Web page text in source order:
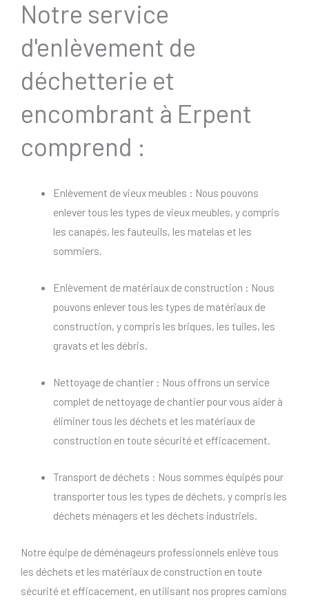
Notre service
d'enlèvement de
déchetterie et
encombrant à Erpent
comprend :
Enlèvement de vieux meubles : Nous pouvons
enlever tous les types de vieux meubles, y compris
les canapés, les fauteuils, les matelas et les
sommiers.
Enlèvement de matériaux de construction : Nous
pouvons enlever tous les types de matériaux de
construction, y compris les briques, les tuiles, les
gravats et les débris.
Nettoyage de chantier : Nous offrons un service
complet de nettoyage de chantier pour vous aider à
éliminer tous les déchets et les matériaux de
construction en toute sécurité et efficacement.
Transport de déchets : Nous sommes équipés pour
transporter tous les types de déchets, y compris les
déchets ménagers et les déchets industriels.
Notre équipe de déménageurs professionnels enlève tous
les déchets et les matériaux de construction en toute
sécurité et efficacement, en utilisant nos propres camions